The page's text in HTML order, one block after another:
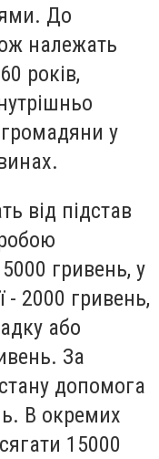
До
належать
років,
у
від підстав
гривень, у
- 2000 гривень,
або
За
допомога
В окремих
15000